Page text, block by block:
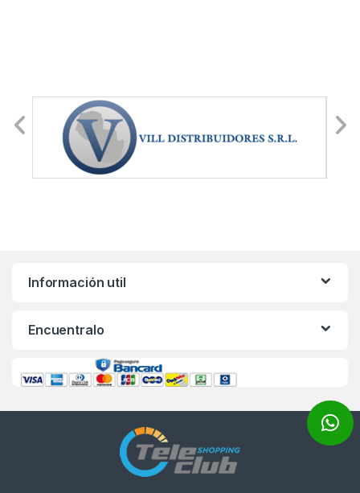
Información util
Encuentralo